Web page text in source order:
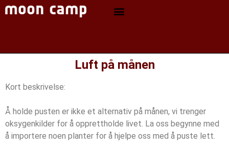
Luft på månen
Kort beskrivelse:
Å holde pusten er ikke et alternativ på månen, vi trenger
oksygenkilder for å opprettholde livet. La oss begynne med
å importere noen planter for å hjelpe oss med å puste lett.